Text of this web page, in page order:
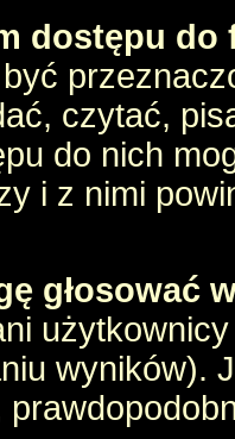
dostępu do
czytać,
do nich
i z nimi
głosować
wyników).